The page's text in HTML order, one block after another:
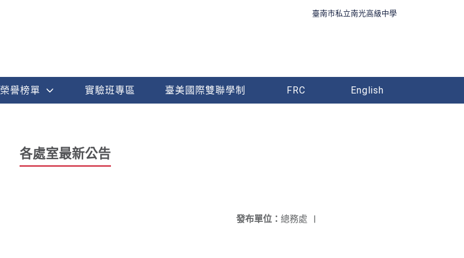
臺南市私立南光高級中學
榮譽榜單 實驗班專區 臺美國際雙聯學制 FRC English
各處室最新公告
發布單位： 總務處 |